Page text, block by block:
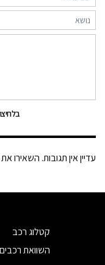
עדיין אין תגובות. השאירו
קטלוג רכב
השוואת רכבים